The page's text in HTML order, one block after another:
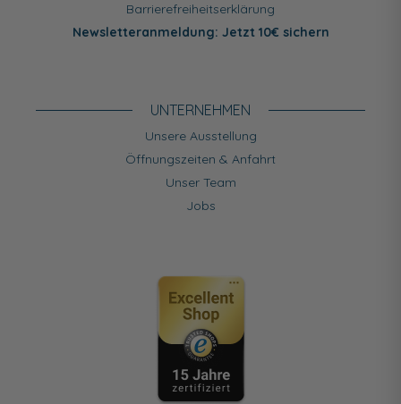
Barrierefreiheitserklärung
Newsletteranmeldung: Jetzt 10€ sichern
UNTERNEHMEN
Unsere Ausstellung
Öffnungszeiten & Anfahrt
Unser Team
Jobs